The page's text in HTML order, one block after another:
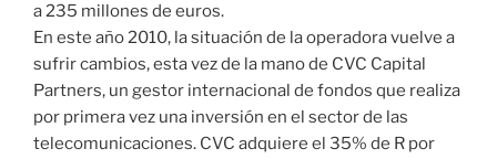
a 235 millones de euros.
En este año 2010, la situación de la operadora vuelve a
sufrir cambios, esta vez de la mano de CVC Capital
Partners, un gestor internacional de fondos que realiza
por primera vez una inversión en el sector de las
telecomunicaciones. CVC adquiere el 35% de R por